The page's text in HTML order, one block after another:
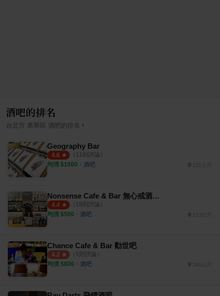
酒吧的排名
台北市 萬華區 酒吧的排名 ›
Geography Bar
4.6 （ 11則評論）
均消 $1000 ・ 酒吧
Nonsense Cafe & Bar 無心戒酒互助會
4.4 （ 19則評論）
均消 $500 ・ 酒吧
Chance Cafe & Bar 勸世吧
4.2 （ 5則評論）
均消 $800 ・ 酒吧 346公尺